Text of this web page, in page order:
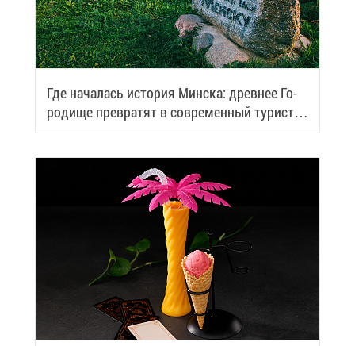
Где на­ча­лась ис­то­рия Мин­ска: древ­нее Го­
ро­ди­ще пре­вра­тят в со­вре­мен­ный ту­ри­сти­
че­ский центр